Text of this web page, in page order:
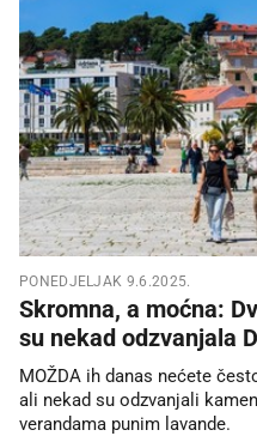
PONEDJELJAK 9.6.2025.
Skromna, a moćna:
su nekad odzvanjala
MOŽDA ih danas nećete
ali nekad su odzvanjali
verandama punim lavande.